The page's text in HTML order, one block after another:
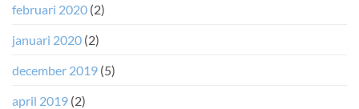
februari 2020 (2)
januari 2020 (2)
december 2019 (5)
april 2019 (2)